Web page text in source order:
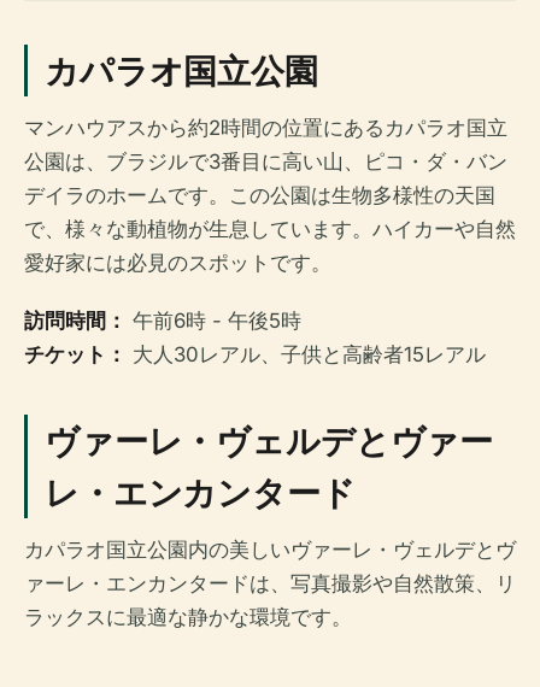
カパラオ国立公園
マンハウアスから約2時間の位置にあるカパラオ国立
公園は、ブラジルで3番目に高い山、ピコ・ダ・バン
デイラのホームです。この公園は生物多様性の天国
で、様々な動植物が生息しています。ハイカーや自然
愛好家には必見のスポットです。
訪問時間： 午前6時 - 午後5時
チケット： 大人30レアル、子供と高齢者15レアル
ヴァーレ・ヴェルデとヴァー
レ・エンカンタード
カパラオ国立公園内の美しいヴァーレ・ヴェルデとヴ
ァーレ・エンカンタードは、写真撮影や自然散策、リ
ラックスに最適な静かな環境です。